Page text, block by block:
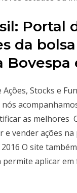
Portal
da
Bovespa
Stocks e
as melhores
e vender ações
O site
aplicar